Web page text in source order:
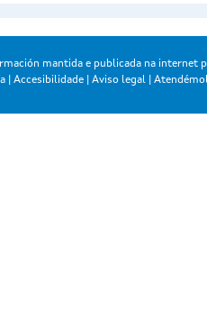
mantida e publicada na internet
|Accesibilidade |Aviso legal |